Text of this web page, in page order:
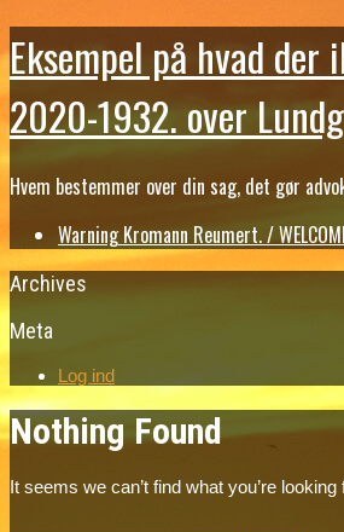
Eksempel på hvad
2020-1932. over
Hvem bestemmer over din sag, det gør
Warning Kromann Reumert. /
Archives
Meta
Log ind
Nothing Found
It seems we can’t find what you’re